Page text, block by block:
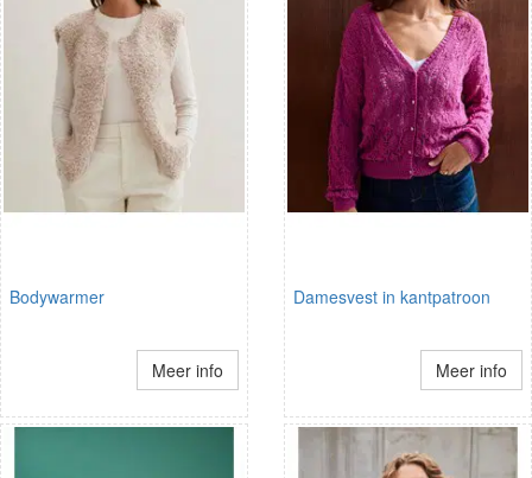
Bodywarmer
Meer info
Damesvest in kantpatroon
Meer info